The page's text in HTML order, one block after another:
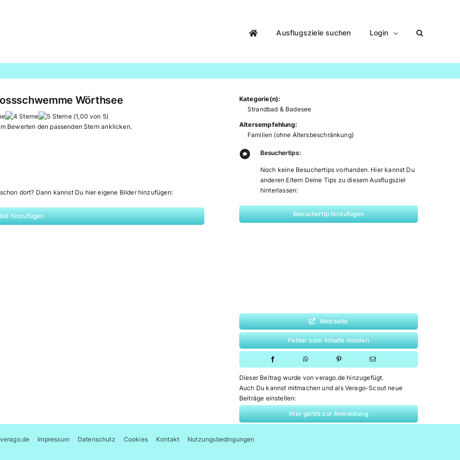
Ausflugsziele suchen Login
Wörthsee
(1,00 von 5)
Bewerten den passenden Stern anklicken.
dort? Dann kannst Du hier eigene Bilder hinzufügen:
hinzufügen
Kategorie(n):
Strandbad & Badesee
Altersempfehlung:
Familien (ohne Altersbeschränkung)
Besuchertips:
Noch keine Besuchertips vorhanden. Hier kannst Du
anderen Eltern Deine Tips zu diesem Ausflugsziel
hinterlassen:
Besuchertip hinzufügen
Webseite
Fehler oder Inhalte melden
Dieser Beitrag wurde von verago.de hinzugefügt.
Auch Du kannst mitmachen und als Verago-Scout neue
Beiträge einstellen:
Hier geht’s zur Anmeldung
verago.de Impressum Datenschutz Cookies Kontakt Nutzungsbedingungen